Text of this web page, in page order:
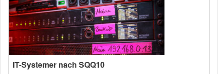
IT-Systemer nach SQQ10